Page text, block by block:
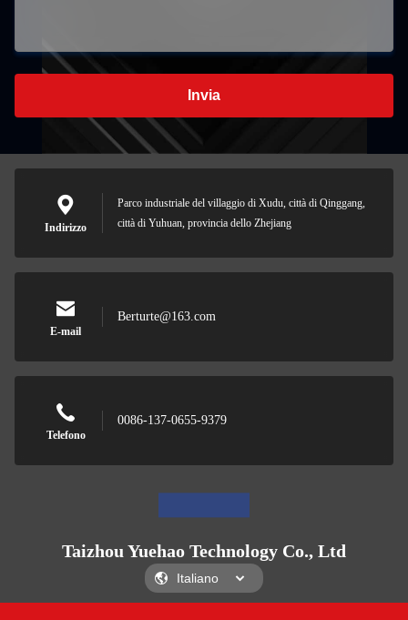
Invia
Indirizzo
Parco industriale del villaggio di Xudu, città di Qinggang,
città di Yuhuan, provincia dello Zhejiang
E-mail
Berturte@163.com
Telefono
0086-137-0655-9379
Taizhou Yuehao Technology Co., Ltd